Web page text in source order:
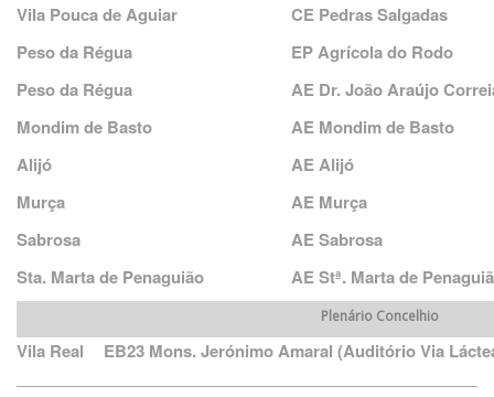
Vila Pouca de Aguiar
CE Pedras Salgadas
Peso da Régua
EP Agrícola do Rodo
Peso da Régua
AE Dr. João Araújo
Mondim de Basto
AE Mondim de Basto
Alijó
AE Alijó
Murça
AE Murça
Sabrosa
AE Sabrosa
Sta. Marta de Penaguião
AE Stª. Marta de
Plenário Concelhio
Vila Real EB23 Mons. Jerónimo Amaral (Auditório Via